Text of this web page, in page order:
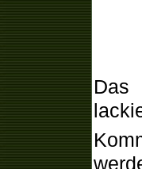
Das